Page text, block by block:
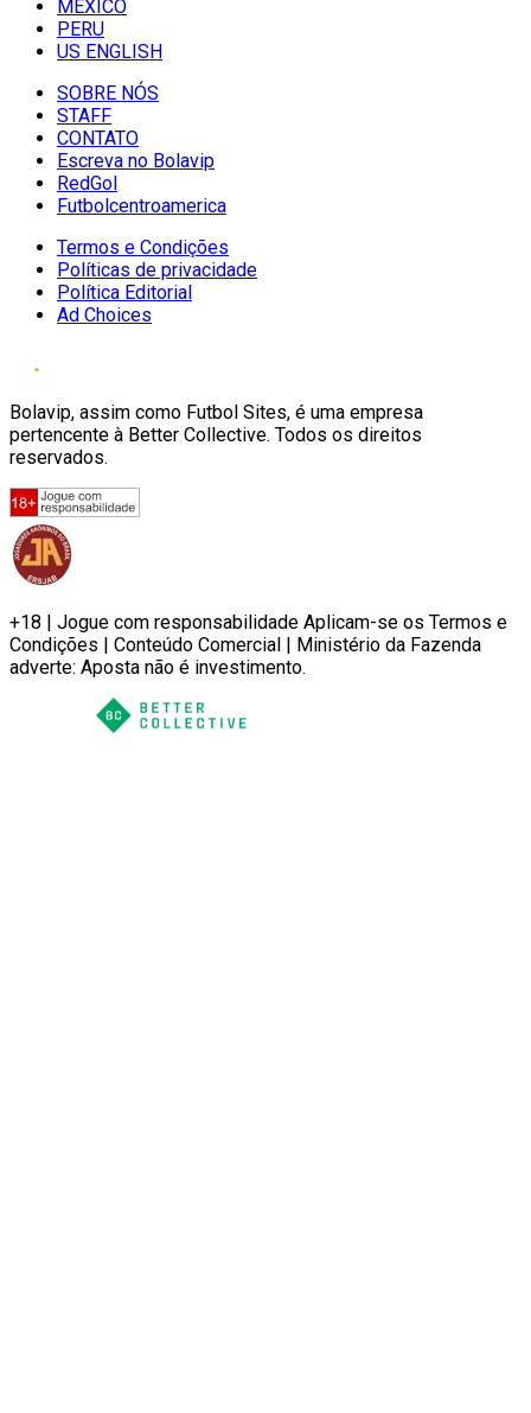
MÉXICO
PERU
US ENGLISH
SOBRE NÓS
STAFF
CONTATO
Escreva no Bolavip
RedGol
Futbolcentroamerica
Termos e Condições
Políticas de privacidade
Política Editorial
Ad Choices
Bolavip, assim como Futbol Sites, é uma empresa
pertencente à Better Collective. Todos os direitos
reservados.
+18 | Jogue com responsabilidade Aplicam-se os Termos e
Condições | Conteúdo Comercial | Ministério da Fazenda
adverte: Aposta não é investimento.